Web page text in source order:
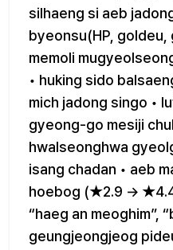
silhaeng si aeb
byeonsu(HP,
memoli
• huking sido
mich jadong singo •
gyeong-go mesiji
hwalseonghwa
isang chadan • aeb
hoebog (★2.9 →
“haeg an meoghim”,
geungjeongjeog